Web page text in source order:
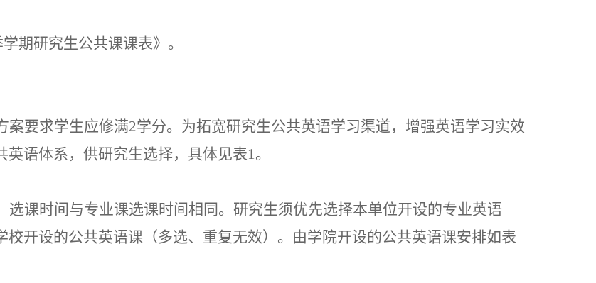
期研究生公共课课表》。
案要求学生应修满2学分。为拓宽研究生公共英语学习渠道，增强英语学习实效
语体系，供研究生选择，具体见表1。
选课时间与专业课选课时间相同。研究生须优先选择本单位开设的专业英语
开设的公共英语课（多选、重复无效）。由学院开设的公共英语课安排如表